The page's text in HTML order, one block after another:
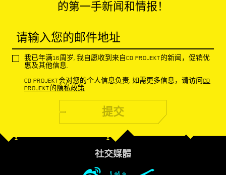
的第一手新闻和情报！
请输入您的邮件地址
我已年满16周岁, 我自愿收到来自CD PROJEKT的新闻，促销优
惠及其他信息.
CD PROJEKT会对您的个人信息负责. 如需更多信息，请访问 CD
PROJEKT的隐私政策
提交
社交媒體